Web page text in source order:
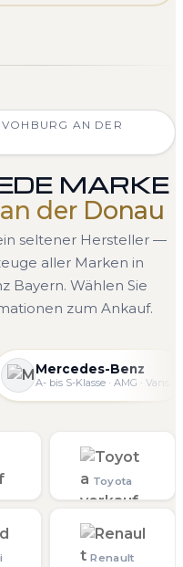
AN DER
MARKE
der Donau
seltener Hersteller —
aller Marken in
Bayern. Wählen Sie
zum Ankauf.
Mercedes-Benz
A- bis S-Klasse · AMG · Vans
Toyota
Renault